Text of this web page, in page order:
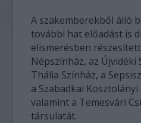
A szakemberekből álló
további hat előadást is
elismerésben
Népszínház, az Újvidéki
Thália Színház, a
a Szabadkai Kosztolányi
valamint a Temesvári
társulatát.